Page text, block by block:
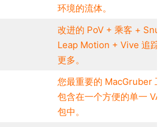
环境的流体。
改进的 PoV + 乘客 +
Leap Motion + Vive 追踪
更多。
您最重要的 MacGruber
包含在一个方便的单一
包中。